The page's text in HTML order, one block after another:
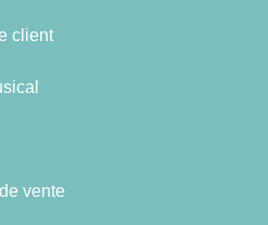
client
vente